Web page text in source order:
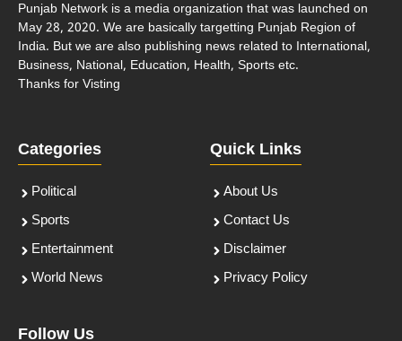
Punjab Network is a media organization that was launched on
May 28, 2020. We are basically targetting Punjab Region of
India. But we are also publishing news related to International,
Business, National, Education, Health, Sports etc.
Thanks for Visting
Categories
Political
Sports
Entertainment
World News
Quick Links
About Us
Contact Us
Disclaimer
Privacy Policy
Follow Us